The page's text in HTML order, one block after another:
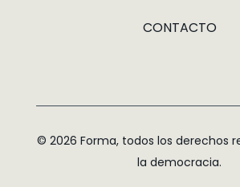
CONTACTO
© 2026 Forma, todos los derechos
la democracia.